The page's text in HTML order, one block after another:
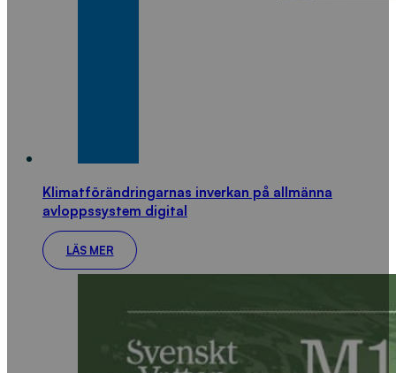
Klimatförändringarnas inverkan på allmänna
avloppssystem digital
LÄS MER